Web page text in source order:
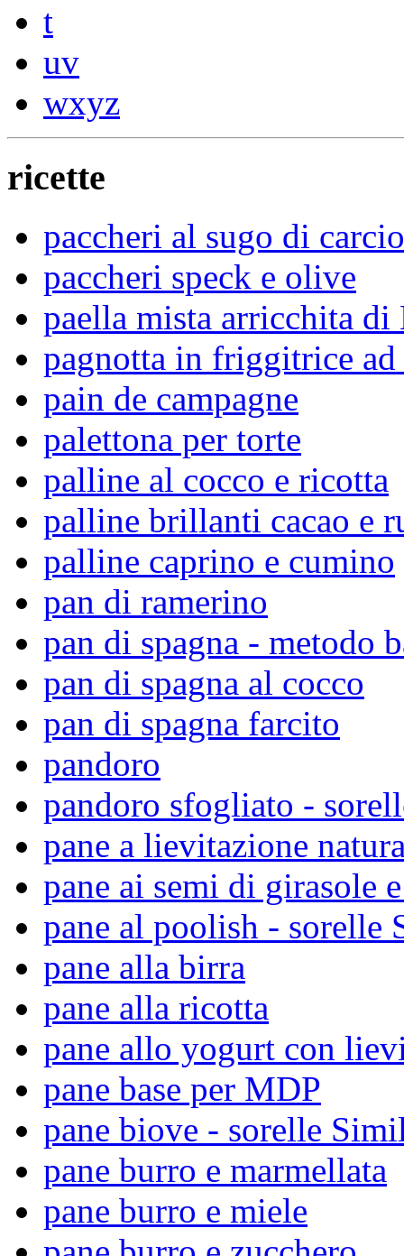
t
uv
wxyz
ricette
paccheri al sugo di
paccheri speck e olive
paella mista arricchita di
pagnotta in friggitrice ad
pain de campagne
palettona per torte
palline al cocco e ricotta
palline brillanti cacao e
palline caprino e cumino
pan di ramerino
pan di spagna - metodo
pan di spagna al cocco
pan di spagna farcito
pandoro
pandoro sfogliato -
pane a lievitazione
pane ai semi di girasole
pane al poolish - sorelle
pane alla birra
pane alla ricotta
pane allo yogurt con
pane base per MDP
pane biove - sorelle
pane burro e marmellata
pane burro e miele